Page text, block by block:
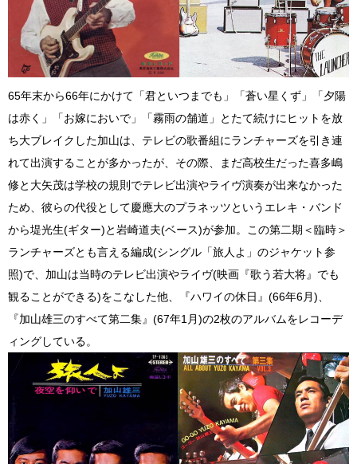
65年末から66年にかけて「君といつまでも」「蒼い星くず」「夕陽
は赤く」「お嫁においで」「霧雨の舗道」とたて続けにヒットを放
ち大ブレイクした加山は、テレビの歌番組にランチャーズを引き連
れて出演することが多かったが、その際、まだ高校生だった喜多嶋
修と大矢茂は学校の規則でテレビ出演やライヴ演奏が出来なかった
ため、彼らの代役として慶應大のプラネッツというエレキ・バンド
から堤光生(ギター)と岩崎道夫(ベース)が参加。この第二期＜臨時＞
ランチャーズとも言える編成(シングル「旅人よ」のジャケット参
照)で、加山は当時のテレビ出演やライヴ(映画『歌う若大将』でも
観ることができる)をこなした他、『ハワイの休日』(66年6月)、
『加山雄三のすべて第二集』(67年1月)の2枚のアルバムをレコーデ
ィングしている。